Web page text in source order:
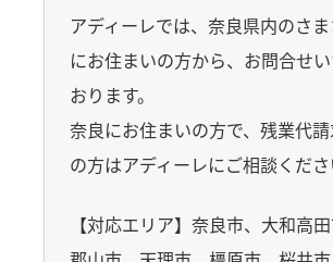
アディーレでは、奈良県内のさ
にお住まいの方から、お問合せ
おります。
奈良にお住まいの方で、残業代
の方はアディーレにご相談くださ
【対応エリア】奈良市、大和高